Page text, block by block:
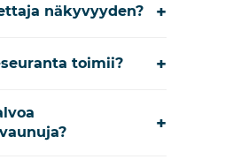
näkyvyyden? +
seuranta toimii? +
+